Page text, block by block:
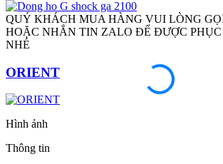
QUÝ KHÁCH MUA HÀNG VUI LÒNG
HOẶC NHẮN TIN ZALO ĐỂ ĐƯỢC
NHÉ
ORIENT
Hình ảnh
Thông tin